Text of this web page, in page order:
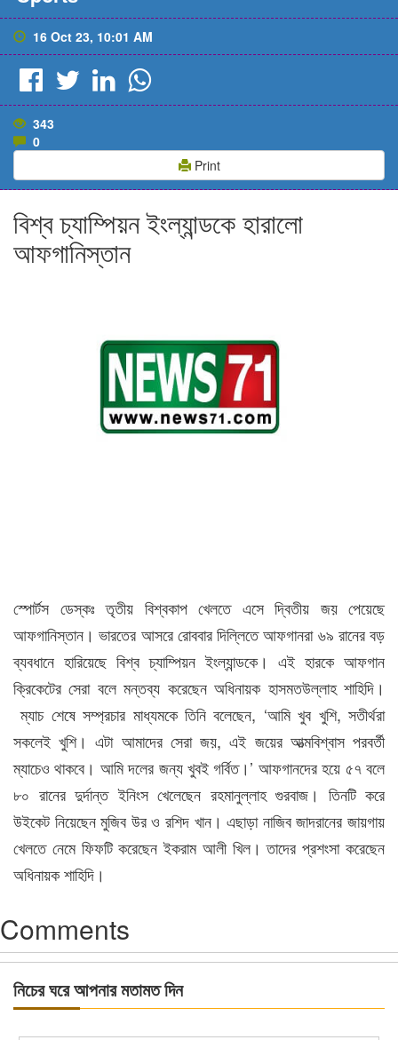
16 Oct 23, 10:01 AM
343
0
Print
বিশ্ব চ্যাম্পিয়ন ইংল্যান্ডকে হারালো
আফগানিস্তান
স্পোর্টস ডেস্কঃ তৃতীয় বিশ্বকাপ খেলতে এসে দ্বিতীয় জয় পেয়েছে
আফগানিস্তান। ভারতের আসরে রোববার দিল্লিতে আফগানরা ৬৯ রানের বড়
ব্যবধানে হারিয়েছে বিশ্ব চ্যাম্পিয়ন ইংল্যান্ডকে। এই হারকে আফগান
ক্রিকেটের সেরা বলে মন্তব্য করেছেন অধিনায়ক হাসমতউল্লাহ শাহিদি।
ম্যাচ শেষে সম্প্রচার মাধ্যমকে তিনি বলেছেন, ‘আমি খুব খুশি, সতীর্থরা
সকলেই খুশি। এটা আমাদের সেরা জয়, এই জয়ের আত্মবিশ্বাস পরবর্তী
ম্যাচেও থাকবে। আমি দলের জন্য খুবই গর্বিত।’ আফগানদের হয়ে ৫৭ বলে
৮০ রানের দুর্দান্ত ইনিংস খেলেছেন রহমানুল্লাহ গুরবাজ। তিনটি করে
উইকেট নিয়েছেন মুজিব উর ও রশিদ খান। এছাড়া নাজিব জাদরানের জায়গায়
খেলতে নেমে ফিফটি করেছেন ইকরাম আলী খিল। তাদের প্রশংসা করেছেন
অধিনায়ক শাহিদি।
Comments
নিচের ঘরে আপনার মতামত দিন